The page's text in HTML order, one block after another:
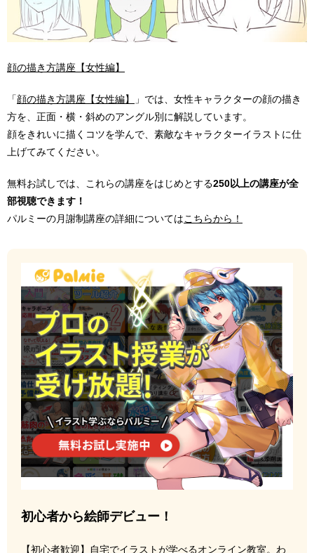
顔の描き方講座【女性編】
「顔の描き方講座【女性編】
」では、女性キャラクターの顔の描き
方を、正面・横・斜めのアングル別に解説しています。
顔をきれいに描くコツを学んで、素敵なキャラクターイラストに仕
上げてみてください。
無料お試しでは、これらの講座をはじめとする250以上の講座が全
部視聴できます！
パルミーの月謝制講座の詳細についてはこちらから！
初心者から絵師デビュー！
【初心者歓迎】自宅でイラストが学べるオンライン教室。わ